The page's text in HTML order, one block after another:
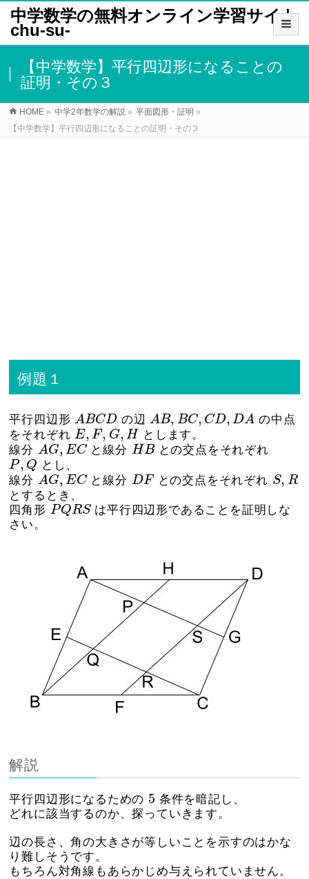
中学数学の無料オンライン学習サイト
chu-su-
【中学数学】平行四辺形になることの
証明・その３
HOME » 中学2年数学の解説 » 平面図形・証明 »
【中学数学】平行四辺形になることの証明・その３
例題１
平行四辺形ABCD
A BCD の辺AB, BC, CD, DA
A B, BC,C D,D A
の中点
をそれぞれE, F, G, H
E,F,G,H
とします。
線分 AG, EC
A G,EC と線分 HB
HB との交点をそれぞれ
P, Q
P,Q
とし、
線分 AG, EC
AG,EC と線分 DF
DF との交点をそれぞれ S, R
S, R
とするとき、
四角形 PQRS
PQRSは平行四辺形であることを証明しな
さい。
解説
平行四辺形になるための 5
5 条件を暗記し、
どれに該当するのか、探っていきます。
辺の長さ、角の大きさが等しいことを示すのはかな
り難しそうです。
もちろん対角線もあらかじめ与えられていません。